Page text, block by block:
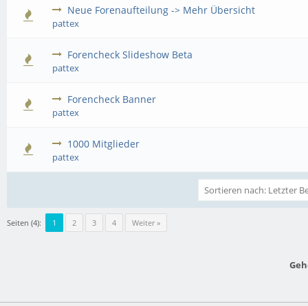
Neue Forenaufteilung -> Mehr Übersicht
pattex
Forencheck Slideshow Beta
pattex
Forencheck Banner
pattex
1000 Mitglieder
pattex
Seiten (4): 1 2 3 4 Weiter »